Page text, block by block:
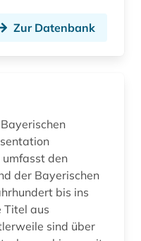
Zur Datenbank
den
der Bayerischen
bis ins
Titel aus
sind über